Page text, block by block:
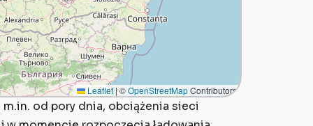
od pory dnia, obciążenia sieci
Leaflet|©OpenStreetMapContributors